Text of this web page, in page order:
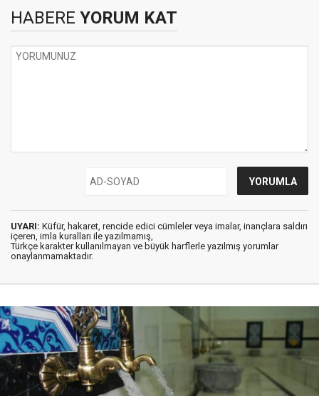
HABERE YORUM KAT
UYARI: Küfür, hakaret, rencide edici cümleler veya imalar, inançlara saldırı
içeren, imla kuralları ile yazılmamış,
Türkçe karakter kullanılmayan ve büyük harflerle yazılmış yorumlar
onaylanmamaktadır.